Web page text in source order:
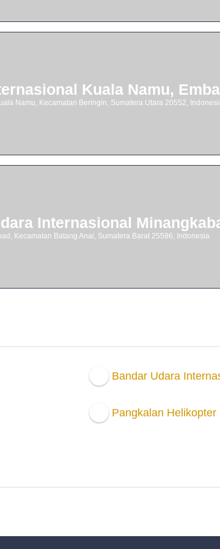
Kuala Namu,
Namu, Kecamatan Beringin, Sumatera Utara 20552,
Internasional
Kecamatan Batang Anai, Sumatera Barat 25586, Indonesia
Bandar Udara
Pangkalan Helikopter